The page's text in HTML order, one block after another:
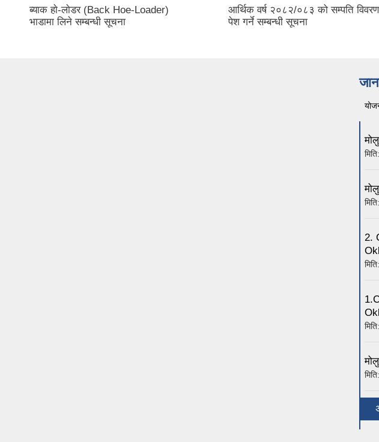
ब्याक हाे-लाेडर (Back Hoe-Loader)
भाडामा लिने सम्बन्धी सूचना
आर्थिक वर्ष २०८२/०८३ को सम्पति विवरण
पेश गर्ने सम्बन्धी सूचना
मिति:
मिति:
2.
मिति:
मिति:
मिति: